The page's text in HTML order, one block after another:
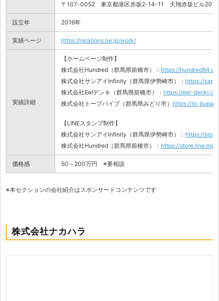
〒107-0052 東京都港区赤坂2-14-11 天翔赤坂ビル201
設立年 2016年
実績ページ https://relations.ne.jp/work/
実績詳細
【ホームページ制作】
株式会社Hundred（群馬県前橋市）： https://
株式会社サンアイInfinity（群馬県伊勢崎市）： https://
株式会社Eelデンキ（群馬県前橋市）： https://eel-
株式会社トーブパイプ（群馬県みどり市） https://to-
【LINEスタンプ制作】
株式会社サンアイInfinity（群馬県伊勢崎市）： https://
株式会社Hundred（群馬県前橋市）： https://
価格感 50～200万円 ※要相談
※本セクションの会社紹介はスポンサードコンテンツです
株式会社ナカハラ